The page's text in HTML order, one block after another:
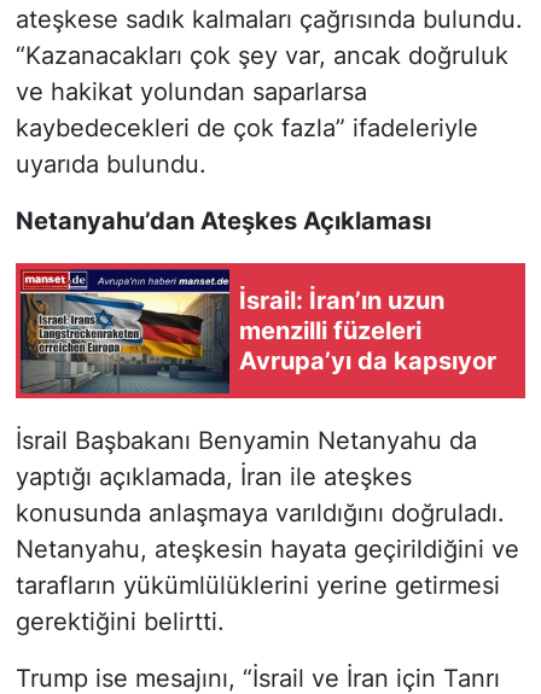
ateşkese sadık kalmaları çağrısında bulundu.
“Kazanacakları çok şey var, ancak doğruluk
ve hakikat yolundan saparlarsa
kaybedecekleri de çok fazla” ifadeleriyle
uyarıda bulundu.
Netanyahu’dan Ateşkes Açıklaması
İsrail: İran’ın uzun
menzilli füzeleri
Avrupa’yı da kapsıyor
İsrail Başbakanı Benyamin Netanyahu da
yaptığı açıklamada, İran ile ateşkes
konusunda anlaşmaya varıldığını doğruladı.
Netanyahu, ateşkesin hayata geçirildiğini ve
tarafların yükümlülüklerini yerine getirmesi
gerektiğini belirtti.
Trump ise mesajını, “İsrail ve İran için Tanrı